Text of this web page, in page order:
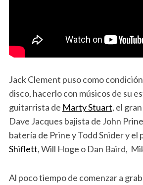
Jack Clement puso como
disco, hacerlo con músicos de su
guitarrista de Marty Stuart, el gran
Dave Jacques bajista de John
batería de Prine y Todd Snider y el
Shiflett, Will Hoge o Dan Baird,
Al poco tiempo de comenzar a